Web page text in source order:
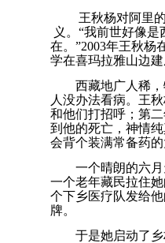
王秋杨对阿里的
义。“我前世好像
在。”2003年王秋杨
学在喜玛拉雅山边
西藏地广人稀，
人没办法看病。王
和他们打招呼；第
到他的死亡，神情
会背个装满常备药
一个晴朗的六月
一个老年藏民拉住
个下乡医疗队发给
牌。
于是她启动了乡